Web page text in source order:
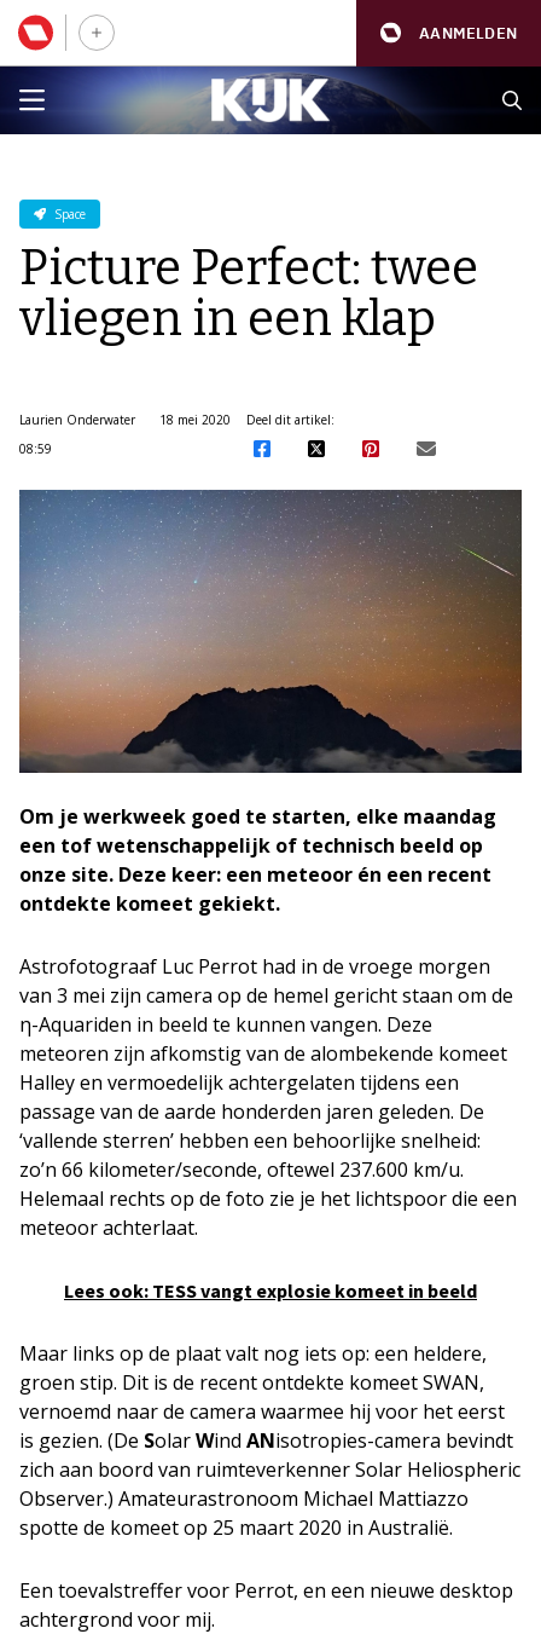
AANMELDEN
Space
Picture Perfect: twee
vliegen in een klap
Laurien Onderwater
18 mei 2020
08:59
Deel dit artikel:
Om je werkweek goed te starten, elke maandag
een tof wetenschappelijk of technisch beeld op
onze site. Deze keer: een meteoor én een recent
ontdekte komeet gekiekt.
Astrofotograaf Luc Perrot had in de vroege morgen
van 3 mei zijn camera op de hemel gericht staan om de
η-Aquariden in beeld te kunnen vangen. Deze
meteoren zijn afkomstig van de alombekende komeet
Halley en vermoedelijk achtergelaten tijdens een
passage van de aarde honderden jaren geleden. De
‘vallende sterren’ hebben een behoorlijke snelheid:
zo’n 66 kilometer/seconde, oftewel 237.600 km/u.
Helemaal rechts op de foto zie je het lichtspoor die een
meteoor achterlaat.
Lees ook: TESS vangt explosie komeet in beeld
Maar links op de plaat valt nog iets op: een heldere,
groen stip. Dit is de recent ontdekte komeet SWAN,
vernoemd naar de camera waarmee hij voor het eerst
is gezien. (De SolarWind ANisotropies-camera bevindt
zich aan boord van ruimteverkenner Solar Heliospheric
Observer.) Amateurastronoom Michael Mattiazzo
spotte de komeet op 25 maart 2020 in Australië.
Een toevalstreffer voor Perrot, en een nieuwe desktop
achtergrond voor mij.